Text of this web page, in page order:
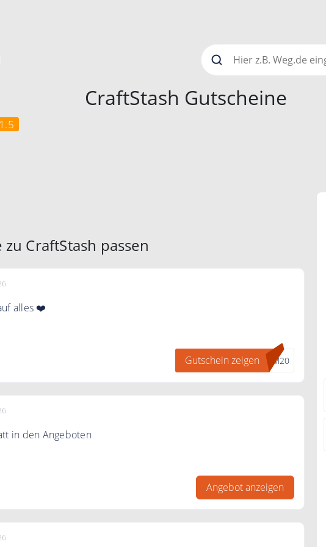
1.5
CraftStash Gutscheine
CraftStash passen
alles ❤️
Gutschein zeigen AM20
in den Angeboten
Angebot anzeigen